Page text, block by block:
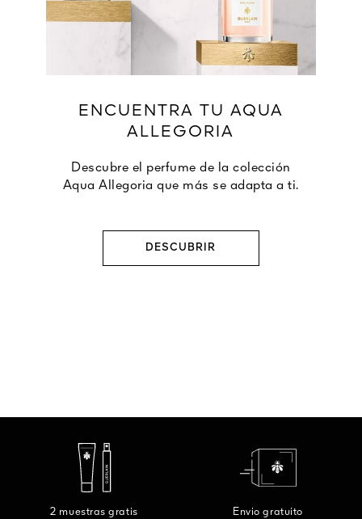
ENCUENTRA TU AQUA
ALLEGORIA
Descubre el perfume de la colección
Aqua Allegoria que más se adapta a ti.
DESCUBRIR
2 muestras gratis Envio gratuito